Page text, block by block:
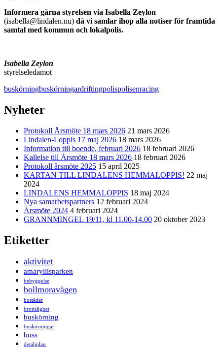
Informera gärna styrelsen via Isabella Zeylon
(isabella@lindalen.nu) då vi samlar ihop alla notiser för framtida
samtal med kommun och lokalpolis.
Isabella Zeylon
styrelseledamot
buskörningbuskörningardriftingpolispolisenracing
Nyheter
Protokoll Årsmöte 18 mars 2026 21 mars 2026
Lindalen-Loppis 17 maj 2026 18 mars 2026
Information till boende, februari 2026 18 februari 2026
Kallelse till Årsmöte 18 mars 2026 18 februari 2026
Protokoll årsmöte 2025 15 april 2025
KARTAN TILL LINDALENS HEMMALOPPIS! 22 maj
2024
LINDALENS HEMMALOPPIS 18 maj 2024
Nya samarbetspartners 12 februari 2024
Årsmöte 2024 4 februari 2024
GRANNMINGEL 19/11, kl 11.00-14.00 20 oktober 2023
Etiketter
aktivitet
amaryllisparken
bebyggelse
bollmoravägen
bostäder
brottslighet
buskörning
buskörningar
buss
detaljplan